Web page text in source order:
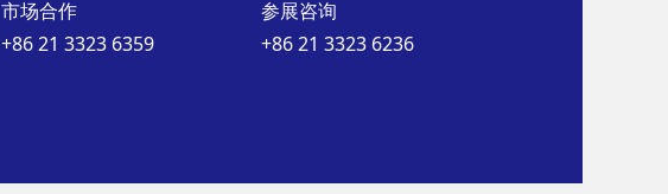
市场合作
+86 21 3323 6359
参展咨询
+86 21 3323 6236